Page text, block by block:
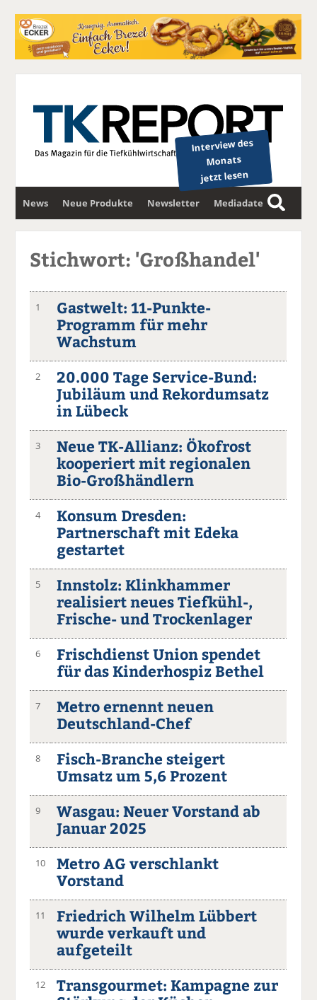
Interview des
Monats
jetzt lesen
News Neue Produkte Newsletter Mediadaten
S
u
Stichwort: 'Großhandel'
1
Gastwelt: 11-Punkte-
Programm für mehr
Wachstum
2
20.000 Tage Service-Bund:
Jubiläum und Rekordumsatz
in Lübeck
3
Neue TK-Allianz: Ökofrost
kooperiert mit regionalen
Bio-Großhändlern
4
Konsum Dresden:
Partnerschaft mit Edeka
gestartet
5
Innstolz: Klinkhammer
realisiert neues Tiefkühl-,
Frische- und Trockenlager
6
Frischdienst Union spendet
für das Kinderhospiz Bethel
7
Metro ernennt neuen
Deutschland-Chef
8
Fisch-Branche steigert
Umsatz um 5,6 Prozent
9
Wasgau: Neuer Vorstand ab
Januar 2025
10
Metro AG verschlankt
Vorstand
11
Friedrich Wilhelm Lübbert
wurde verkauft und
aufgeteilt
12
Transgourmet: Kampagne zur